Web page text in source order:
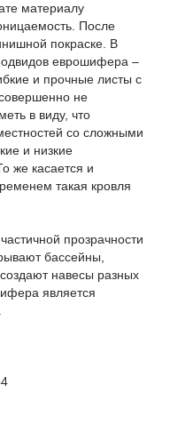
материалу
После
покраске. В
еврошифера –
и прочные листы с
не
в виду, что
со сложными
и низкие
же касается и
такая кровля
прозрачности
бассейны,
навесы разных
является